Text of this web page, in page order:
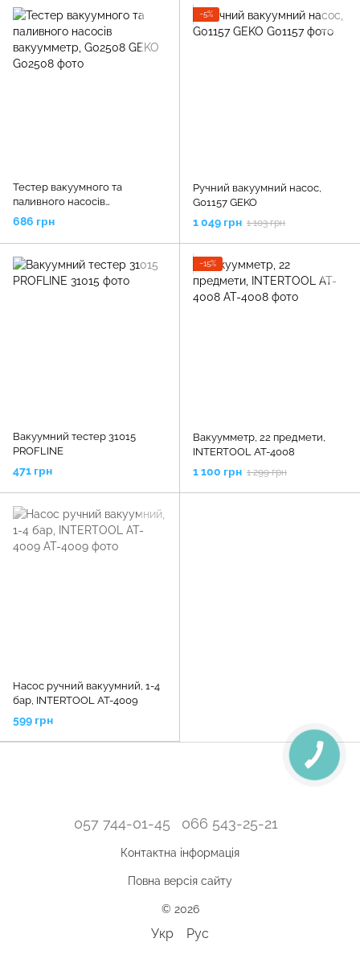
Тестер вакуумного та
паливного насосів
вакуумметр, G02508 GEKO
686 грн
−5%
Ручний вакуумний насос,
G01157 GEKO
1 049 грн 1 103 грн
Вакуумний тестер 31015
PROFLINE
471 грн
−15%
Вакуумметр, 22 предмети,
INTERTOOL AT-4008
1 100 грн 1 299 грн
Насос ручний вакуумний, 1-4
бар, INTERTOOL AT-4009
599 грн
057 744-01-45 066 543-25-21
Контактна інформація
Повна версія сайту
© 2026
Укр Рус